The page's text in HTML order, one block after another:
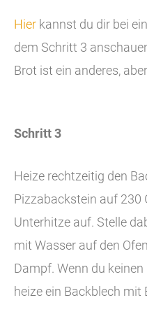
Hier kannst du dir bei
dem Schritt 3
Brot ist ein anderes,
Schritt 3
Heize rechtzeitig den
Pizzabackstein auf 230
Unterhitze auf. Stelle
mit Wasser auf den
Dampf. Wenn du
heize ein Backblech